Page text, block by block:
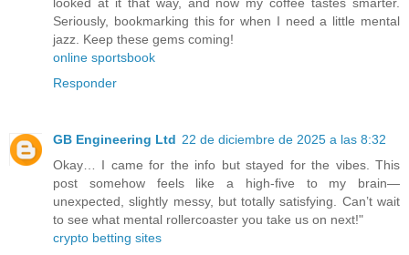
looked at it that way, and now my coffee tastes smarter.
Seriously, bookmarking this for when I need a little mental
jazz. Keep these gems coming!
online sportsbook
Responder
GB Engineering Ltd 22 de diciembre de 2025 a las 8:32
Okay… I came for the info but stayed for the vibes. This
post somehow feels like a high-five to my brain—
unexpected, slightly messy, but totally satisfying. Can’t wait
to see what mental rollercoaster you take us on next!"
crypto betting sites